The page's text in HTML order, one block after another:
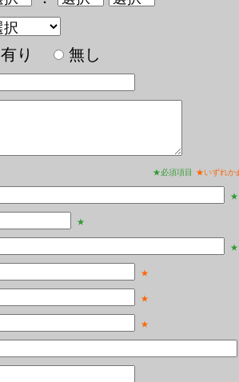
有り 無し
★必須項目 ★いずれか
★
★
★
★
★
★